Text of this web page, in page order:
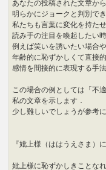
あなたの投稿された文章から
明らかにジョークと判別で
私たちも言葉に変化を持たせ
読み手の注目を喚起したい
例えば笑いを誘いたい場合や
年齢的に恥ずかしくて直接
感情を間接的に表現する手
この場合の例としては「不
私の文章を示します．
少し難しいでしょうが参考
『妣上様（ははうえ
妣上様に恥ずかしきことな